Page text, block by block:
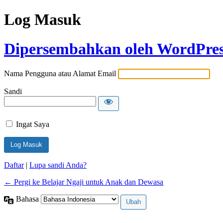
Log Masuk
Dipersembahkan oleh
Nama Pengguna atau Alamat Email
Sandi
Ingat Saya
Daftar| Lupa sandi Anda?
← Pergi ke Belajar Ngaji untuk Anak dan Dewasa
Bahasa